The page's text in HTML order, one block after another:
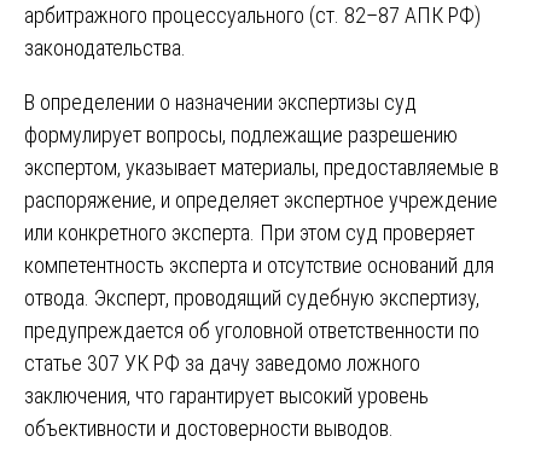
арбитражного процессуального (ст. 82–87 АПК РФ)
законодательства.
В определении о назначении экспертизы суд
формулирует вопросы, подлежащие разрешению
экспертом, указывает материалы, предоставляемые в
распоряжение, и определяет экспертное учреждение
или конкретного эксперта. При этом суд проверяет
компетентность эксперта и отсутствие оснований для
отвода. Эксперт, проводящий судебную экспертизу,
предупреждается об уголовной ответственности по
статье 307 УК РФ за дачу заведомо ложного
заключения, что гарантирует высокий уровень
объективности и достоверности выводов.